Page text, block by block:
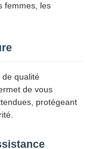
femmes, les
de qualité
de vous
protégeant